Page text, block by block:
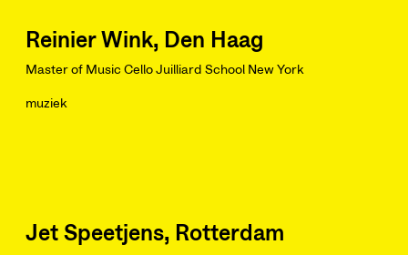
Reinier Wink, Den Haag
Master of Music Cello Juilliard School New York
muziek
Jet Speetjens, Rotterdam